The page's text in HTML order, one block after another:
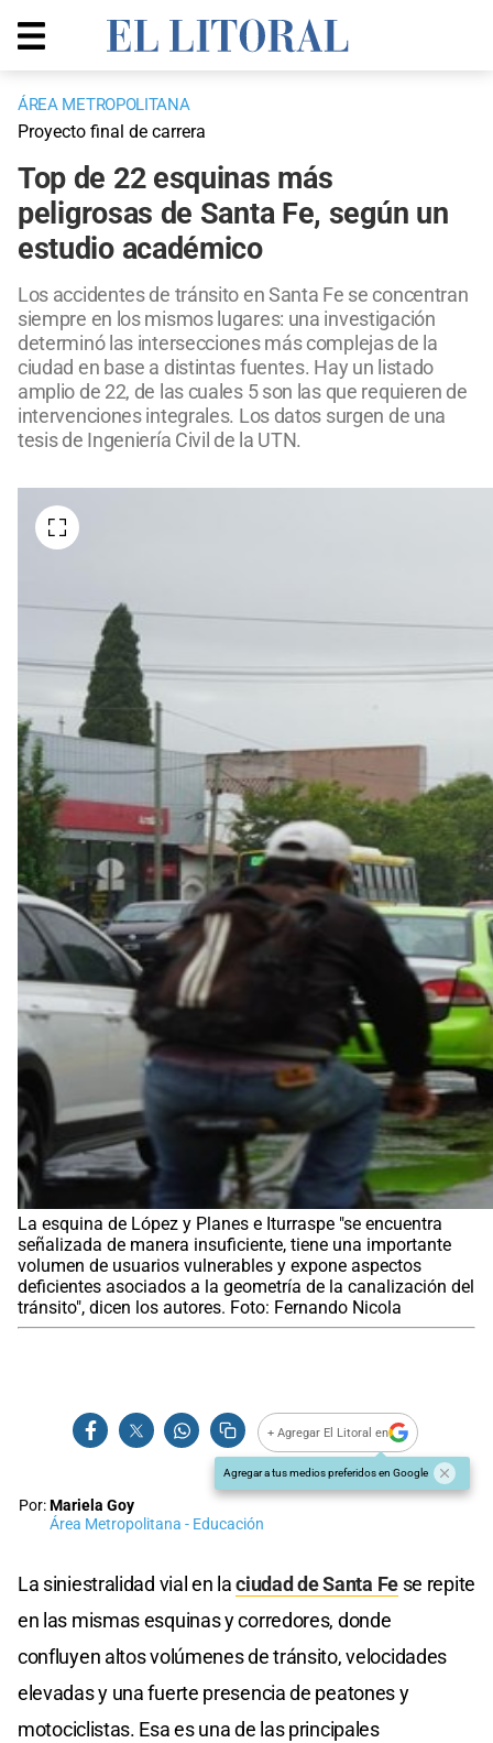
ÁREA METROPOLITANA
Proyecto final de carrera
Top de 22 esquinas más
peligrosas de Santa Fe, según un
estudio académico
Los accidentes de tránsito en Santa Fe se concentran
siempre en los mismos lugares: una investigación
determinó las intersecciones más complejas de la
ciudad en base a distintas fuentes. Hay un listado
amplio de 22, de las cuales 5 son las que requieren de
intervenciones integrales. Los datos surgen de una
tesis de Ingeniería Civil de la UTN.
La esquina de López y Planes e Iturraspe "se encuentra
señalizada de manera insuficiente, tiene una importante
volumen de usuarios vulnerables y expone aspectos
deficientes asociados a la geometría de la canalización del
tránsito", dicen los autores. Foto: Fernando Nicola
+ Agregar El Litoral en
Agregar a tus medios preferidos en Google
Por:Mariela Goy
Área Metropolitana - Educación
La siniestralidad vial en laciudad de Santa Fese repite
en las mismas esquinas y corredores, donde
confluyen altos volúmenes de tránsito, velocidades
elevadas y una fuerte presencia de peatones y
motociclistas. Esa es una de las principales